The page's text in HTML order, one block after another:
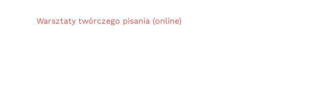
Warsztaty twórczego pisania (online)